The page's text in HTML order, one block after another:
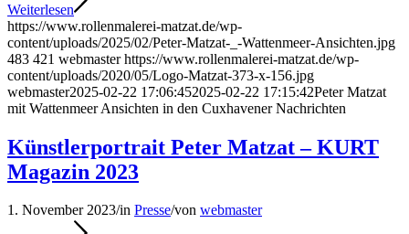
Weiterlesen
https://www.rollenmalerei-matzat.de/wp-
content/uploads/2025/02/Peter-Matzat-_-Wattenmeer-Ansichten.jpg
483 421 webmaster https://www.rollenmalerei-matzat.de/wp-
content/uploads/2020/05/Logo-Matzat-373-x-156.jpg
webmaster2025-02-22 17:06:452025-02-22 17:15:42Peter Matzat
mit Wattenmeer Ansichten in den Cuxhavener Nachrichten
Künstlerportrait Peter Matzat – KURT
Magazin 2023
1. November 2023/in Presse/von webmaster